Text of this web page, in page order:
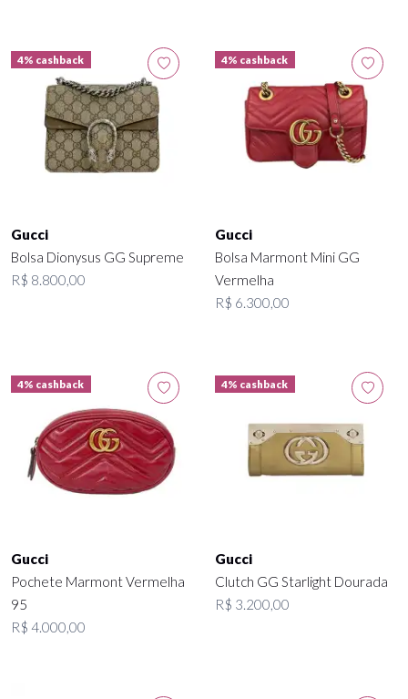
4% cashback
Gucci
Bolsa Dionysus GG Supreme
R$ 8.800,00
4% cashback
Gucci
Bolsa Marmont Mini GG
Vermelha
R$ 6.300,00
4% cashback
Gucci
Pochete Marmont Vermelha
95
R$ 4.000,00
4% cashback
Gucci
Clutch GG Starlight Dourada
R$ 3.200,00